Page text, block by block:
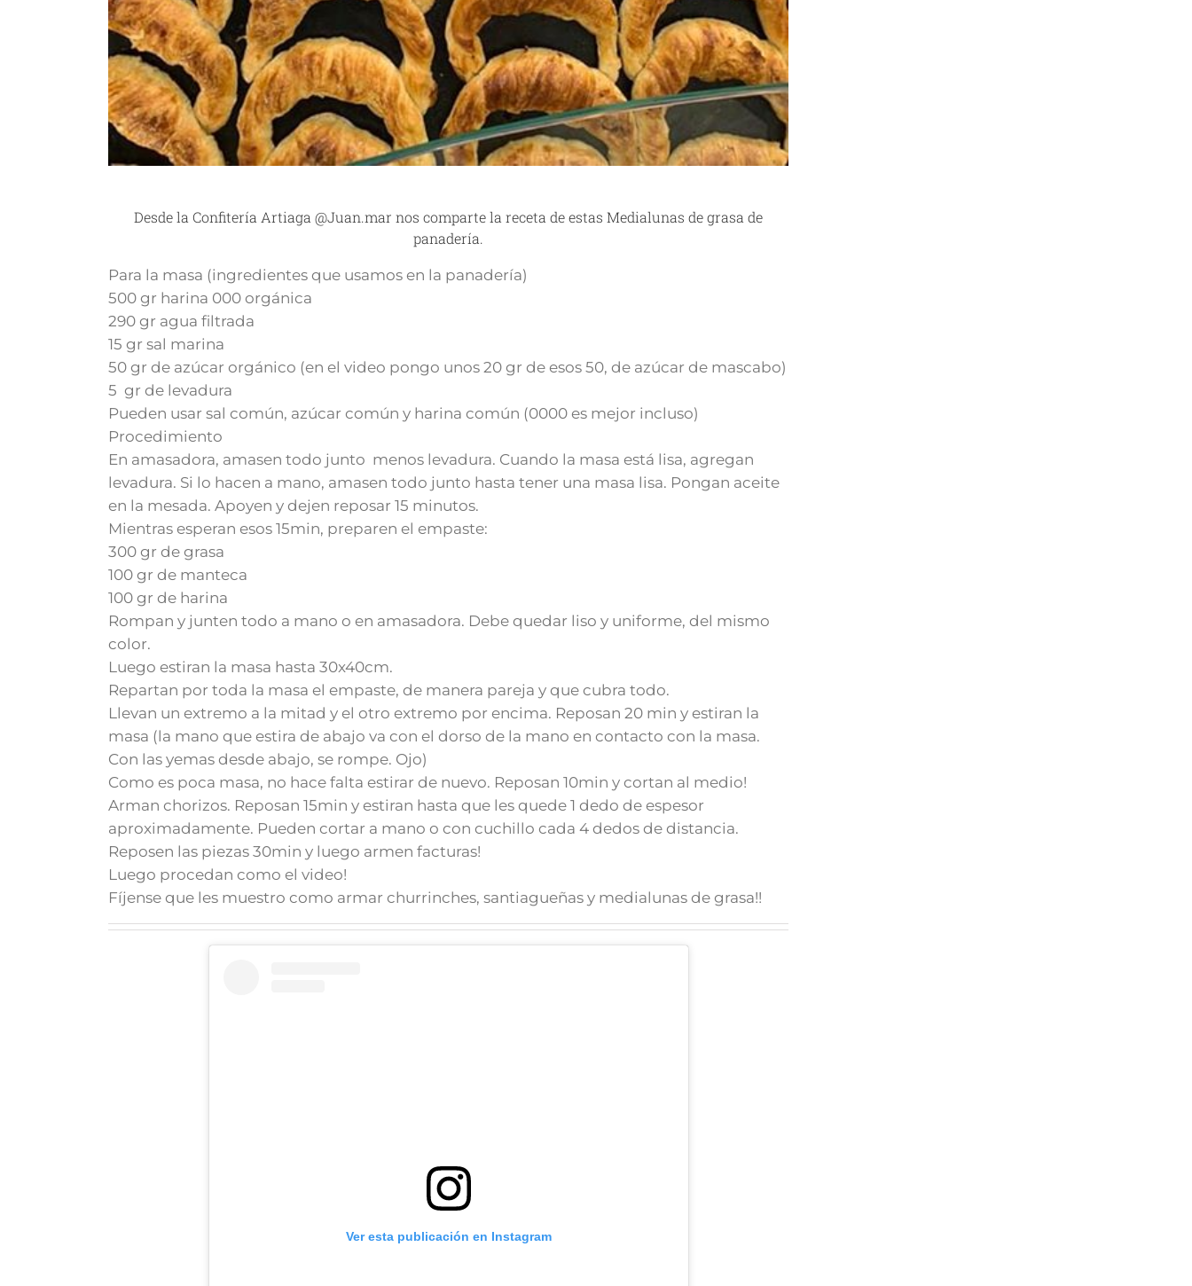
Desde laConfitería Artiaga@Juan.mar nos comparte la receta de estas Medialunas de grasa de
panadería.
Para la masa (ingredientes que usamos en la panadería)
500 gr harina 000 orgánica
290 gr agua filtrada
15 gr sal marina
50 gr de azúcar orgánico (en el video pongo unos 20 gr de esos 50, de azúcar de mascabo)
5 gr de levadura
Pueden usar sal común, azúcar común y harina común (0000 es mejor incluso)
Procedimiento
En amasadora, amasen todo junto menos levadura. Cuando la masa está lisa, agregan
levadura. Si lo hacen a mano, amasen todo junto hasta tener una masa lisa. Pongan aceite
en la mesada. Apoyen y dejen reposar 15 minutos.
Mientras esperan esos 15min, preparen el empaste:
300 gr de grasa
100 gr de manteca
100 gr de harina
Rompan y junten todo a mano o en amasadora. Debe quedar liso y uniforme, del mismo
color.
Luego estiran la masa hasta 30x40cm.
Repartan por toda la masa el empaste, de manera pareja y que cubra todo.
Llevan un extremo a la mitad y el otro extremo por encima. Reposan 20 min y estiran la
masa (la mano que estira de abajo va con el dorso de la mano en contacto con la masa.
Con las yemas desde abajo, se rompe. Ojo)
Como es poca masa, no hace falta estirar de nuevo. Reposan 10min y cortan al medio!
Arman chorizos. Reposan 15min y estiran hasta que les quede 1 dedo de espesor
aproximadamente. Pueden cortar a mano o con cuchillo cada 4 dedos de distancia.
Reposen las piezas 30min y luego armen facturas!
Luego procedan como el video!
Fíjense que les muestro como armar churrinches, santiagueñas y medialunas de grasa!!
Ver esta publicación en Instagram